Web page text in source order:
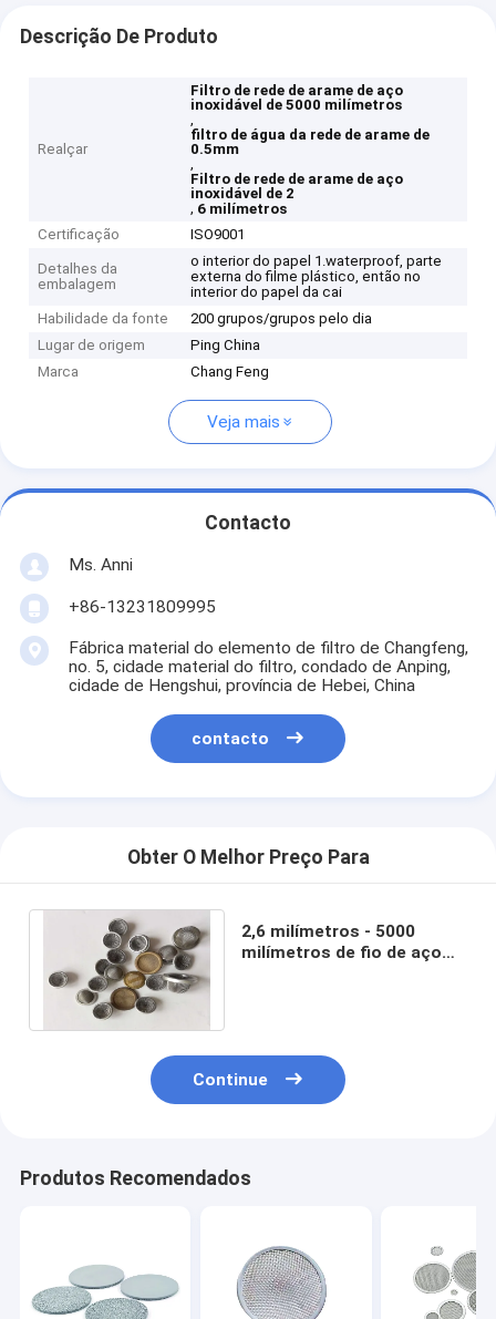
Descrição De Produto
Realçar
Filtro de rede de arame de aço
inoxidável de 5000 milímetros
,
filtro de água da rede de arame de
0.5mm
,
Filtro de rede de arame de aço
inoxidável de 2
, 6 milímetros
Certificação
ISO9001
Detalhes da
embalagem
o interior do papel 1.waterproof, parte
externa do filme plástico, então no
interior do papel da cai
Habilidade da fonte
200 grupos/grupos pelo dia
Lugar de origem
Ping China
Marca
Chang Feng
Veja mais
Contacto
Ms. Anni
+86-13231809995
Fábrica material do elemento de filtro de Changfeng,
no. 5, cidade material do filtro, condado de Anping,
cidade de Hengshui, província de Hebei, China
contacto
Obter O Melhor Preço Para
2,6 milímetros - 5000
milímetros de fio de aço
Continue
Produtos Recomendados